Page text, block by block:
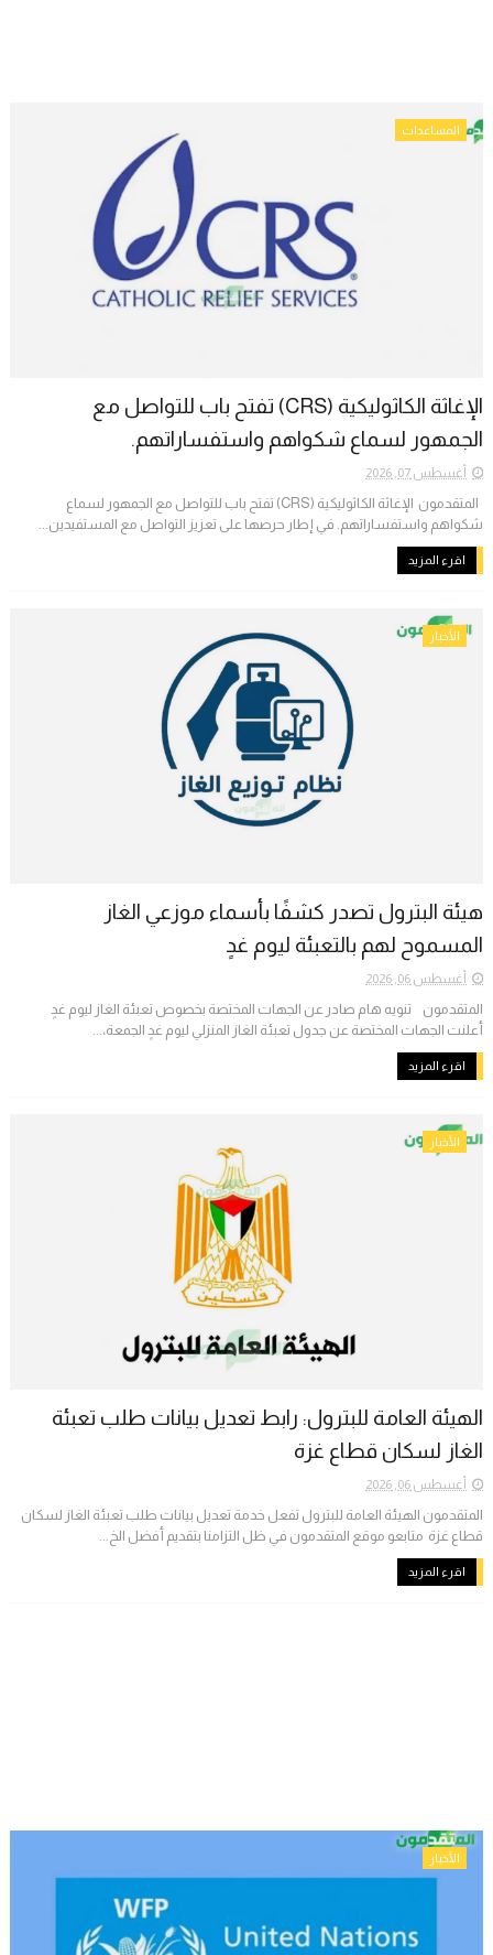
المساعدات
الإغاثة الكاثوليكية (CRS) تفتح باب للتواصل مع
الجمهور لسماع شكواهم واستفساراتهم.
أغسطس 07, 2026
المتقدمون ​ الإغاثة الكاثوليكية (CRS) تفتح باب للتواصل مع الجمهور لسماع
شكواهم واستفساراتهم. في إطار حرصها على تعزيز التواصل مع المستفيدين...
اقرء المزيد
الأخبار
هيئة البترول تصدر كشفًا بأسماء موزعي الغاز
المسموح لهم بالتعبئة ليوم غدٍ
أغسطس 06, 2026
المتقدمون تنويه هام صادر عن الجهات المختصة بخصوص تعبئة الغاز ليوم غدٍ
أعلنت الجهات المختصة عن جدول تعبئة الغاز المنزلي ليوم غدٍ الجمعة،...
اقرء المزيد
الأخبار
الهيئة العامة للبترول: رابط تعديل بيانات طلب تعبئة
الغاز لسكان قطاع غزة
أغسطس 06, 2026
المتقدمون الهيئة العامة للبترول تفعل خدمة تعديل بيانات طلب تعبئة الغاز لسكان
قطاع غزة متابعو موقع المتقدمون في ظل التزامنا بتقديم أفضل الخ...
اقرء المزيد
الأخبار